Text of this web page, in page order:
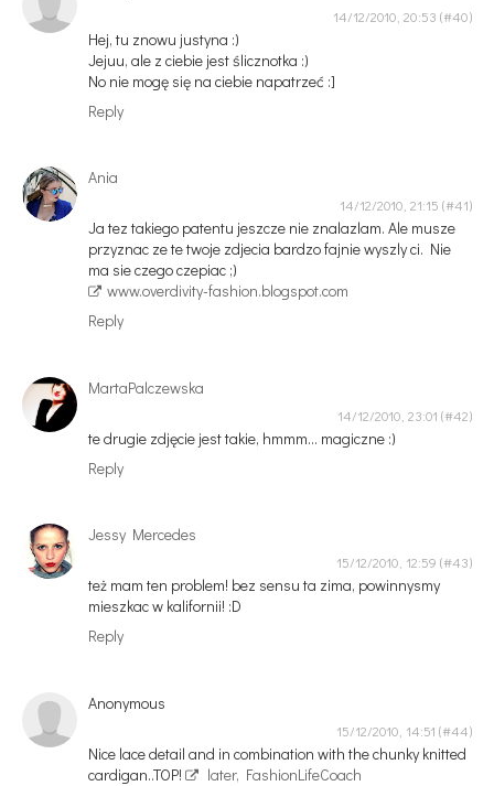
14/12/2010, 20:53
Hej, tu znowu justyna :)
Jejuu, ale z ciebie jest ślicznotka :)
No nie mogę się na ciebie napatrzeć :]
Reply
Ania
14/12/2010, 21:15
Ja tez takiego patentu jeszcze nie znalazlam. Ale musze
przyznac ze te twoje zdjecia bardzo fajnie wyszly ci. Nie
ma sie czego czepiac ;)
www.overdivity-fashion.blogspot.com
Reply
MartaPalczewska
14/12/2010, 23:01
te drugie zdjęcie jest takie, hmmm... magiczne :)
Reply
Jessy Mercedes
15/12/2010, 12:59
też mam ten problem! bez sensu ta zima, powinnysmy
mieszkac w kalifornii! :D
Reply
Anonymous
15/12/2010, 14:51
Nice lace detail and in combination with the chunky knitted
cardigan..TOP!
later, FashionLifeCoach